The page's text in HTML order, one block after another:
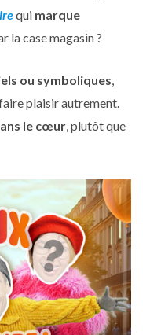
qui marque
la case magasin ?
ou symboliques,
plaisir autrement.
le cœur, plutôt que